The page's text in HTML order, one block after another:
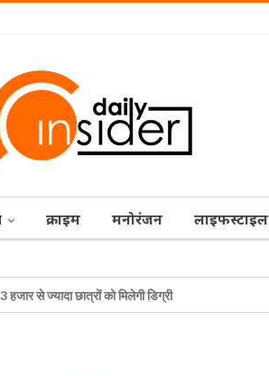
क्राइम मनोरंजन लाइफस्टाइल
से ज्यादा छात्रों को मिलेगी डिग्री